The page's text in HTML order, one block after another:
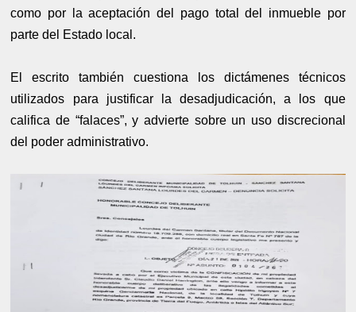
como por la aceptación del pago total del inmueble por
parte del Estado local.
El escrito también cuestiona los dictámenes técnicos
utilizados para justificar la desadjudicación, a los que
califica de “falaces”, y advierte sobre un uso discrecional
del poder administrativo.